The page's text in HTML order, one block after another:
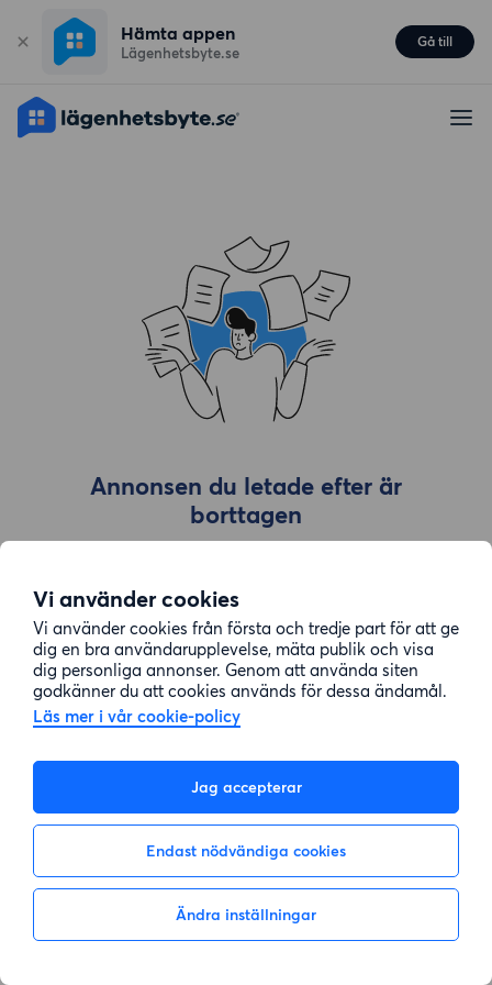
Vi använder cookies
Vi använder cookies från första och tredje part för att ge
dig en bra användarupplevelse, mäta publik och visa
dig personliga annonser. Genom att använda siten
godkänner du att cookies används för dessa ändamål.
Läs mer i vår cookie-policy
Jag accepterar
Endast nödvändiga cookies
Ändra inställningar
Hämta appen
Lägenhetsbyte.se
Gå till
Annonsen du letade efter är
borttagen
Gå till sök